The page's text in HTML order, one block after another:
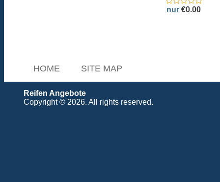
nur €0.00
HOME SITE MAP
Reifen Angebote
Copyright © 2026. All rights reserved.